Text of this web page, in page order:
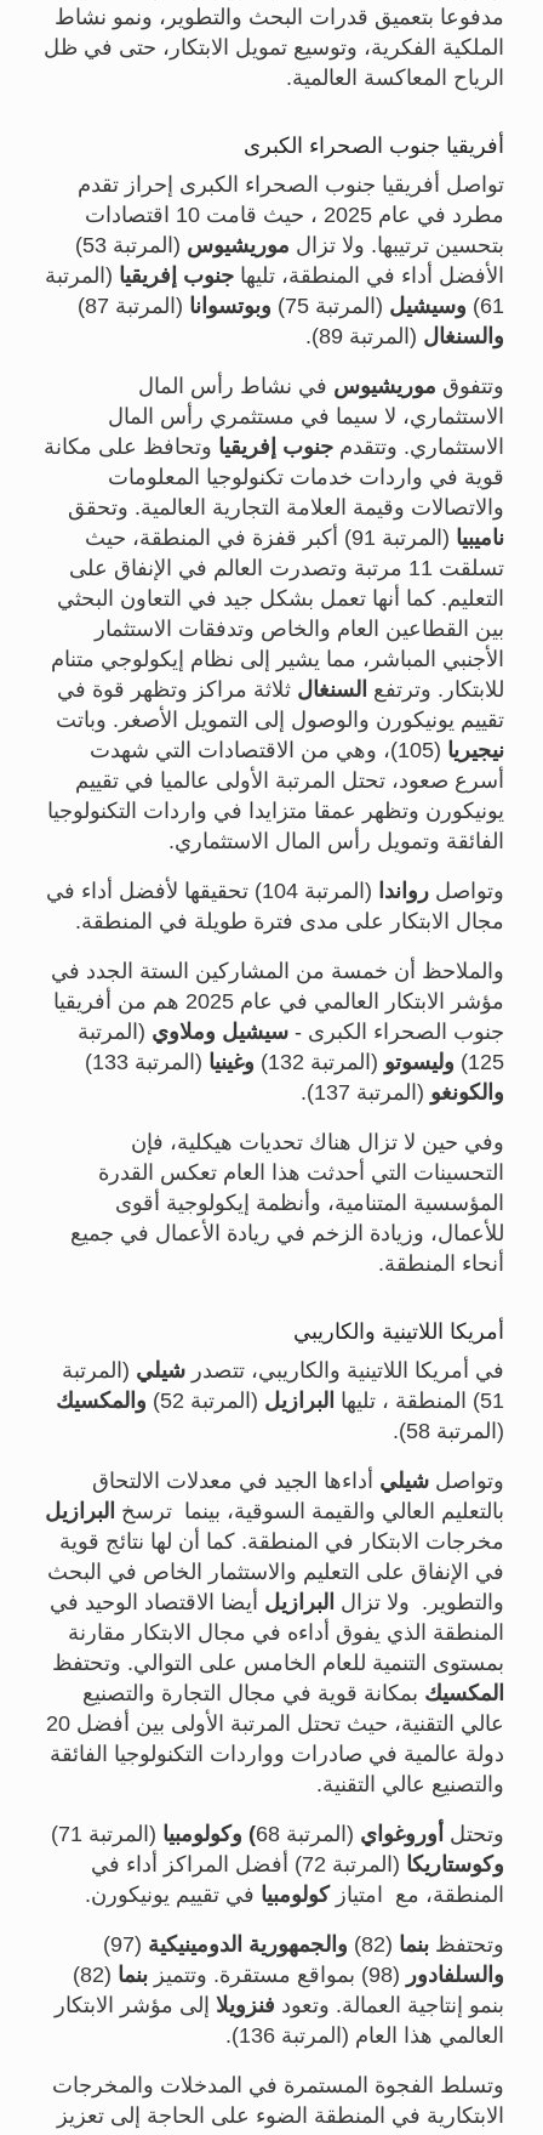
مدفوعا بتعميق قدرات البحث والتطوير، ونمو نشاط
الملكية الفكرية، وتوسيع تمويل الابتكار، حتى في ظل
الرياح المعاكسة العالمية.
أفريقيا جنوب الصحراء الكبرى
تواصل أفريقيا جنوب الصحراء الكبرى إحراز تقدم
مطرد في عام 2025 ، حيث قامت 10 اقتصادات
بتحسين ترتيبها. ولا تزال موريشيوس
(المرتبة 53)
الأفضل أداء في المنطقة، تليها جنوب إفريقيا (المرتبة
61)
وسيشيل (المرتبة 75) وبوتسوانا (المرتبة 87)
والسنغال (المرتبة 89).
وتتفوق موريشيوس في نشاط رأس المال
الاستثماري، لا سيما في مستثمري رأس المال
الاستثماري. وتتقدم جنوب إفريقيا وتحافظ على مكانة
قوية في واردات خدمات تكنولوجيا المعلومات
والاتصالات وقيمة العلامة التجارية العالمية. وتحقق
ناميبيا
(المرتبة 91) أكبر قفزة في المنطقة، حيث
تسلقت 11 مرتبة وتصدرت العالم في الإنفاق على
التعليم. كما أنها تعمل بشكل جيد في التعاون البحثي
بين القطاعين العام والخاص وتدفقات الاستثمار
الأجنبي المباشر، مما يشير إلى نظام إيكولوجي متنام
للابتكار. وترتفع السنغال ثلاثة مراكز وتظهر قوة في
تقييم يونيكورن والوصول إلى التمويل الأصغر. وباتت
نيجيريا
(105)، وهي من الاقتصادات التي شهدت
أسرع صعود، تحتل المرتبة الأولى عالميا في تقييم
يونيكورن وتظهر عمقا متزايدا في واردات التكنولوجيا
الفائقة وتمويل رأس المال الاستثماري.
وتواصل رواندا
(المرتبة 104) تحقيقها لأفضل أداء في
مجال الابتكار على مدى فترة طويلة في المنطقة.
والملاحظ أن خمسة من المشاركين الستة الجدد في
مؤشر الابتكار العالمي في عام 2025 هم من أفريقيا
جنوب الصحراء الكبرى - سيشيل وملاوي (المرتبة
125)
وليسوتو (المرتبة 132) وغينيا (المرتبة 133)
والكونغو (المرتبة 137).
وفي حين لا تزال هناك تحديات هيكلية، فإن
التحسينات التي أحدثت هذا العام تعكس القدرة
المؤسسية المتنامية، وأنظمة إيكولوجية أقوى
للأعمال، وزيادة الزخم في ريادة الأعمال في جميع
أنحاء المنطقة.
أمريكا اللاتينية والكاريبي
في أمريكا اللاتينية والكاريبي، تتصدر شيلي (المرتبة
51) المنطقة ، تليها
البرازيل (المرتبة 52)
والمكسيك
(المرتبة 58).
وتواصل شيلي أداءها الجيد في معدلات الالتحاق
بالتعليم العالي والقيمة السوقية، بينما ترسخ البرازيل
مخرجات الابتكار في المنطقة. كما أن لها نتائج قوية
في الإنفاق على التعليم والاستثمار الخاص في البحث
والتطوير. ولا تزال البرازيل أيضا الاقتصاد الوحيد في
المنطقة الذي يفوق أداءه في مجال الابتكار مقارنة
بمستوى التنمية للعام الخامس على التوالي. وتحتفظ
المكسيك بمكانة قوية في مجال التجارة والتصنيع
عالي التقنية، حيث تحتل المرتبة الأولى بين أفضل 20
دولة عالمية في صادرات وواردات التكنولوجيا الفائقة
والتصنيع عالي التقنية.
وتحتل أوروغواي (المرتبة 68 ) وكولومبيا (المرتبة 71)
وكوستاريكا
(المرتبة 72) أفضل المراكز أداء في
المنطقة، مع امتيازكولومبيا في تقييم يونيكورن.
وتحتفظ بنما (82) والجمهورية الدومينيكية (97)
والسلفادور (98) بمواقع مستقرة. وتتميز بنما
(82)
بنمو إنتاجية العمالة. وتعود فنزويلا إلى مؤشر الابتكار
العالمي هذا العام (المرتبة 136).
وتسلط الفجوة المستمرة في المدخلات والمخرجات
الابتكارية في المنطقة الضوء على الحاجة إلى تعزيز